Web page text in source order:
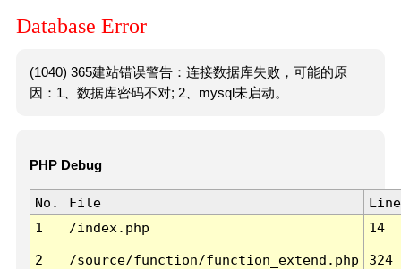
Database Error
(1040) 365建站错误警告：连接数据库失败，可能的原
因：1、数据库密码不对; 2、mysql未启动。
PHP Debug
No. File
Line
1
/index.php 14
2 /source/function/function_extend.php 324